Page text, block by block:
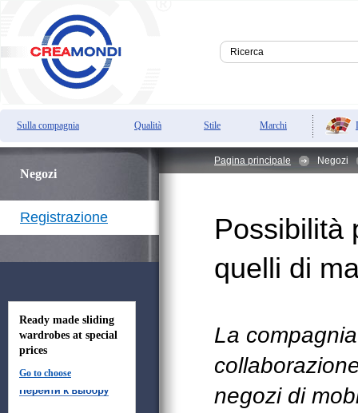
Sulla compagnia Qualità Stile Marchi
Negozi
Registrazione
Ready made sliding
wardrobes at special
prices
Go to choose
Pagina principale Negozi
Possibilità
quelli di
La
negozi di